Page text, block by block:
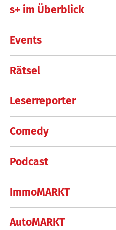
s+ im Überblick
Events
Rätsel
Leserreporter
Comedy
Podcast
ImmoMARKT
AutoMARKT